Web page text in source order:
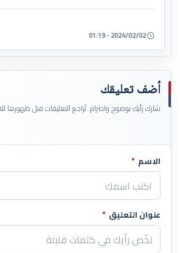
2024/02/02 - 01:19
أضف تعليقك
شارك رأيك بوضوح واحترام. تُراجع التعليقات قبل ظهورها
اترك هذا الحقل فارغاً
الاسم *
عنوان التعليق *